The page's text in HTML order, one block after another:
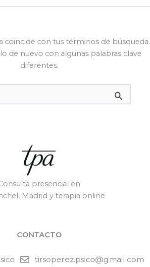
coincide con tus términos de búsqueda.
de nuevo con algunas palabras clave
diferentes.
presencial en
Madrid y terapia online
CONTACTO
tirsoperez.psico@gmail.com